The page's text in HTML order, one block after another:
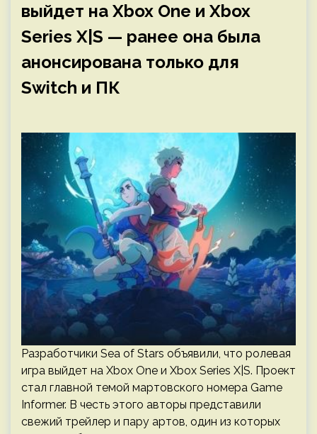
выйдет на Xbox One и Xbox
Series X|S — ранее она была
анонсирована только для
Switch и ПК
Разработчики Sea of Stars объявили, что ролевая
игра выйдет на Xbox One и Xbox Series X|S. Проект
стал главной темой мартовского номера Game
Informer. В честь этого авторы представили
свежий трейлер и пару артов, один из которых